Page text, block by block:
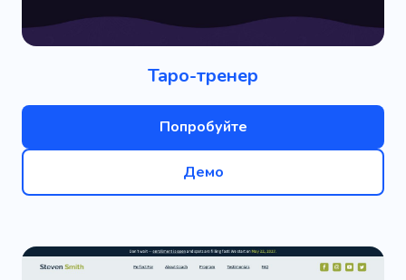
Таро-тренер
Попробуйте
Демо